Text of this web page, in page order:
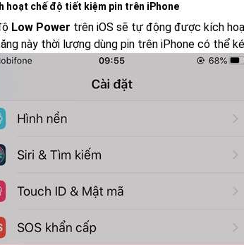
hoạt chế độ tiết kiệm pin trên iPhone
Low Power trên iOS sẽ tự động được kích
này thời lượng dùng pin trên iPhone có thể